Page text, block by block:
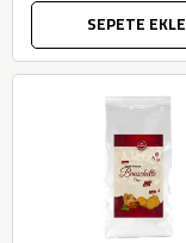
SEPETE EKLE